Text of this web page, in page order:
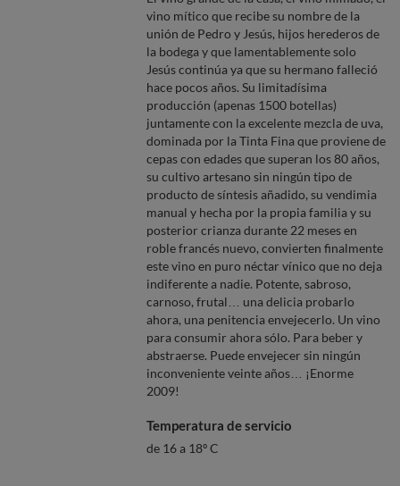
vino mítico que recibe su nombre de la
unión de Pedro y Jesús, hijos herederos de
la bodega y que lamentablemente solo
Jesús continúa ya que su hermano falleció
hace pocos años. Su limitadísima
producción (apenas 1500 botellas)
juntamente con la excelente mezcla de uva,
dominada por la Tinta Fina que proviene de
cepas con edades que superan los 80 años,
su cultivo artesano sin ningún tipo de
producto de síntesis añadido, su vendimia
manual y hecha por la propia familia y su
posterior crianza durante 22 meses en
roble francés nuevo, convierten finalmente
este vino en puro néctar vínico que no deja
indiferente a nadie. Potente, sabroso,
carnoso, frutal… una delicia probarlo
ahora, una penitencia envejecerlo. Un vino
para consumir ahora sólo. Para beber y
abstraerse. Puede envejecer sin ningún
inconveniente veinte años… ¡Enorme
2009!
Temperatura de servicio
de 16 a 18º C